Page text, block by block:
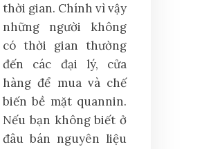
thời gian. Chính vì vậy
những người không
có thời gian thường
đến các đại lý, cửa
hàng để mua và chế
biến bề mặt quannin.
Nếu bạn không biết ở
đâu bán nguyên liệu